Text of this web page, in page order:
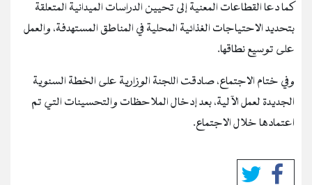
كما دعا القطاعات المعنية إلى تحيين الدراسات الميدانية المتعلقة
بتحديد الاحتياجات الغذائية المحلية في المناطق المستهدفة، والعمل
على توسيع نطاقها.
وفي ختام الاجتماع، صادقت اللجنة الوزارية على الخطة السنوية
الجديدة لعمل الآلية، بعد إدخال الملاحظات والتحسينات التي تم
اعتمادها خلال الاجتماع.